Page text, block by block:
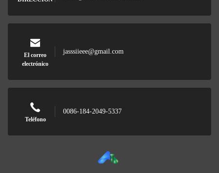
El correo
electrónico
jasssiieee@gmail.com
Teléfono
0086-184-2049-5337